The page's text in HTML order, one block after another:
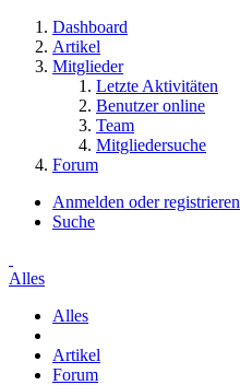
Dashboard
Artikel
Mitglieder
Letzte Aktivitäten
Benutzer online
Team
Mitgliedersuche
Forum
Anmelden oder registrieren
Suche
Alles
Alles
Artikel
Forum